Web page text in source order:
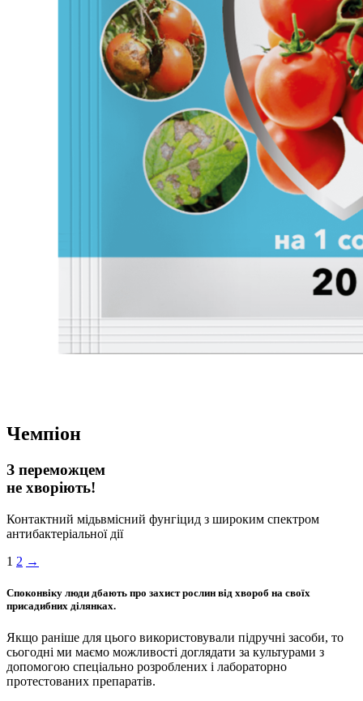
Чемпіон
З переможцем
не хворіють!
Контактний мідьвмісний фунгіцид з широким спектром
антибактеріальної дії
1 2 →
Споконвіку люди дбають про захист рослин від хвороб на своїх
присадибних ділянках.
Якщо раніше для цього використовували підручні засоби, то
сьогодні ми маємо можливості доглядати за культурами з
допомогою спеціально розроблених і лабораторно
протестованих препаратів.